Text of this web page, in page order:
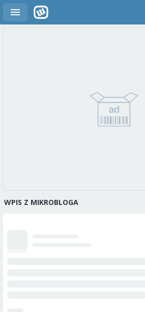
WPIS Z MIKROBLOGA